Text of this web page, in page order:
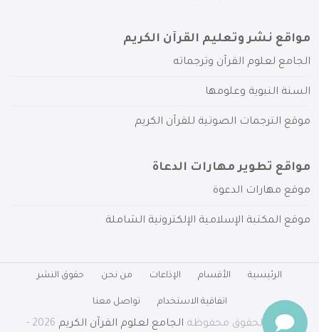
مواقع نشر وتعليم القرآن الكريم
الجامع لعلوم القرآن وترجماته
السنة النبوية وعلومها
موقع الترجمات الصوتية للقرآن الكريم
مواقع تطوير مهارات الدعاة
موقع مهارات الدعوة
موقع المكتبة الإسلامية الإلكترونية الشاملة
الرئيسية الأقسام الإذاعات من نحن حقوق النشر
اتفاقية الاستخدام تواصل معنا
جميع الحقوق محفوظة الجامع لعلوم القرآن الكريم 2026 -